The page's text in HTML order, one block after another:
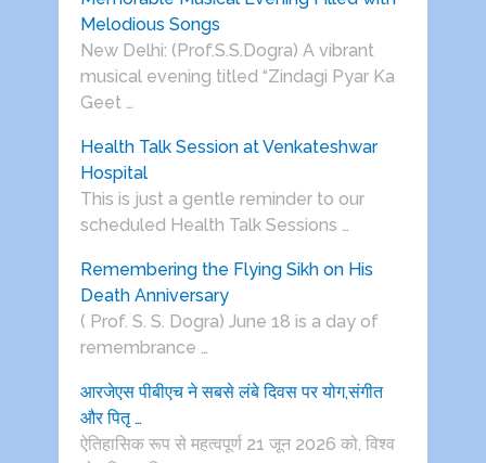
Melodious Songs
New Delhi: (Prof.S.S.Dogra) A vibrant
musical evening titled “Zindagi Pyar Ka
Geet …
Health Talk Session at Venkateshwar
Hospital
This is just a gentle reminder to our
scheduled Health Talk Sessions …
Remembering the Flying Sikh on His
Death Anniversary
( Prof. S. S. Dogra) June 18 is a day of
remembrance …
आरजेएस पीबीएच ने सबसे लंबे दिवस पर योग,संगीत
और पितृ …
ऐतिहासिक रूप से महत्वपूर्ण 21 जून 2026 को, विश्व